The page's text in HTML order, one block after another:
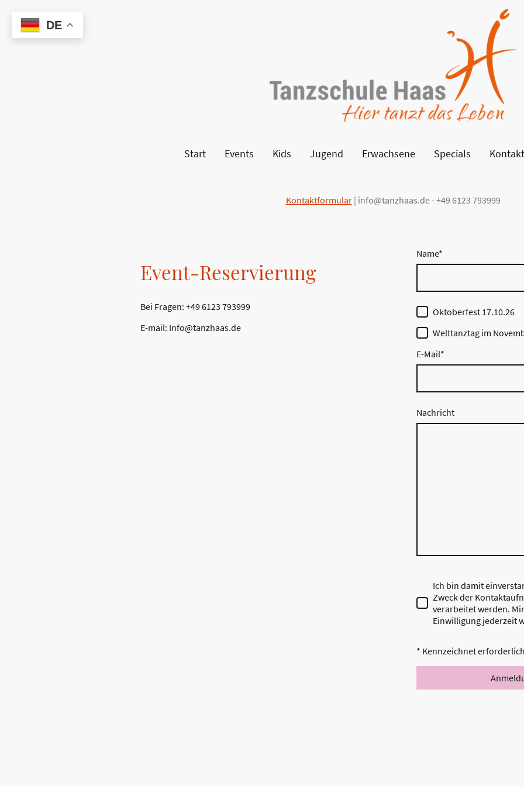
Start Events Kids Jugend Erwachsene Specials Kontakt
Kontaktformular| info@tanzhaas.de - +49 6123 793999
Event-Reservierung
Bei Fragen: +49 6123 793999
E-mail: Info@tanzhaas.de
Name*
Oktoberfest 17.10.26
Welttanztag im
E-Mail*
Nachricht
Ich bin damit
Zweck der
verarbeitet werden.
Einwilligung jederzeit
* Kennzeichnet
DE